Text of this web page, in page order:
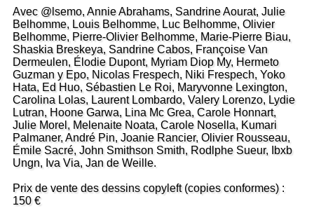
Avec @lsemo, Annie Abrahams, Sandrine Aourat, Julie
Belhomme, Louis Belhomme, Luc Belhomme, Olivier
Belhomme, Pierre-Olivier Belhomme, Marie-Pierre Biau,
Shaskia Breskeya, Sandrine Cabos, Françoise Van
Dermeulen, Élodie Dupont, Myriam Diop My, Hermeto
Guzman y Epo, Nicolas Frespech, Niki Frespech, Yoko
Hata, Ed Huo, Sébastien Le Roi, Maryvonne Lexington,
Carolina Lolas, Laurent Lombardo, Valery Lorenzo, Lydie
Lutran, Hoone Garwa, Lina Mc Grea, Carole Honnart,
Julie Morel, Melenaite Noata, Carole Nosella, Kumari
Palmaner, André Pin, Joanie Rancier, Olivier Rousseau,
Émile Sacré, John Smithson Smith, Rodlphe Sueur, Ibxb
Ungn, Iva Via, Jan de Weille.
Prix de vente des dessins copyleft (copies conformes) :
150 €